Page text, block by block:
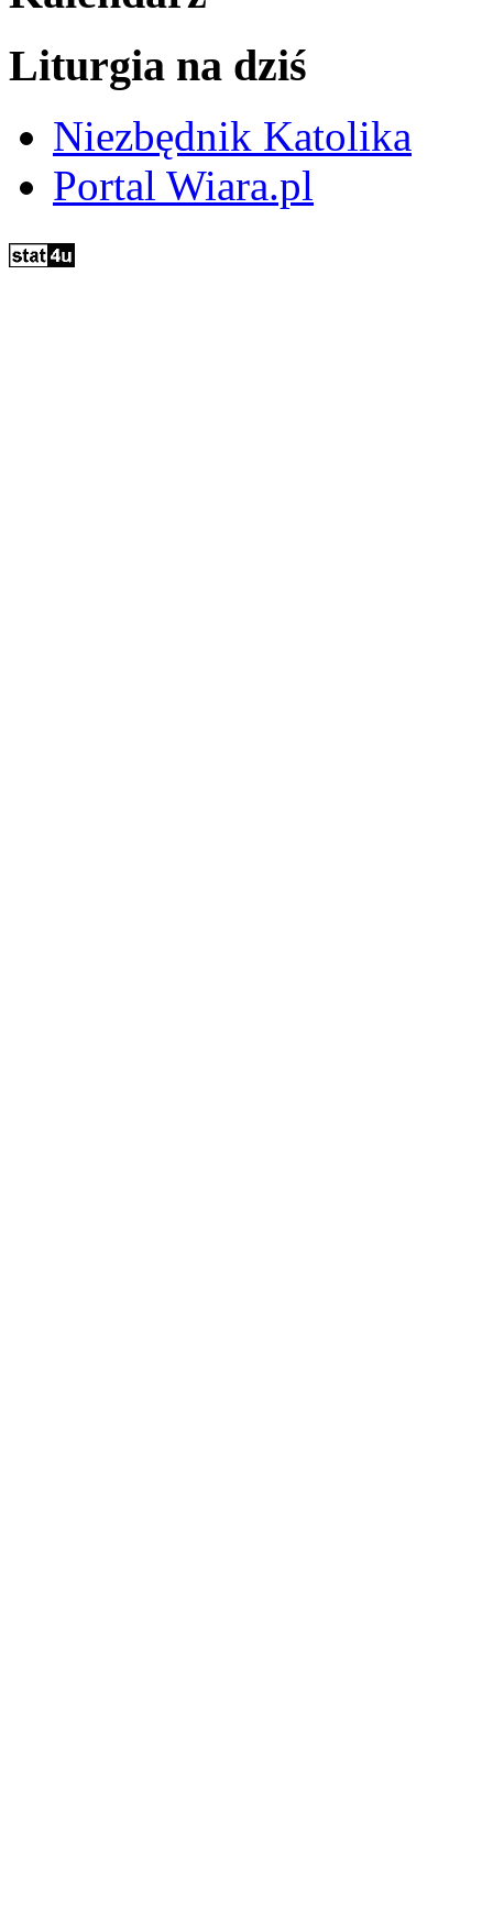
Liturgia na dziś
Niezbędnik Katolika
Portal Wiara.pl